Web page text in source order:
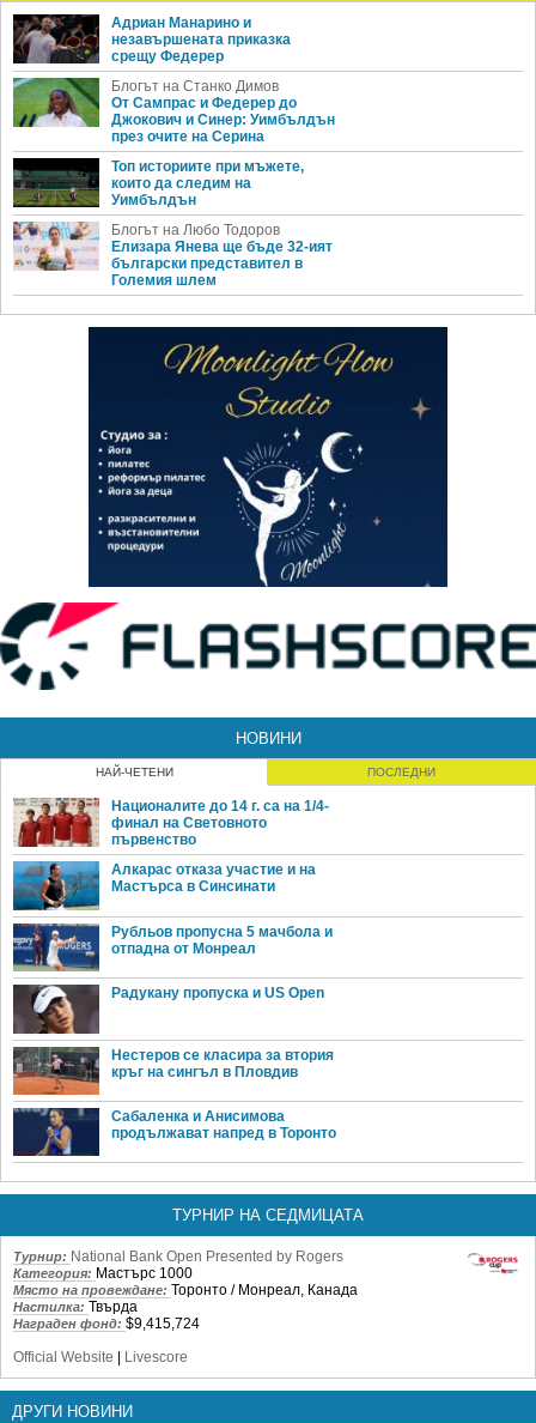
Адриан Манарино и
незавършената приказка
срещу Федерер
Блогът на Станко Димов
От Сампрас и Федерер до
Джокович и Синер: Уимбълдън
през очите на Серина
Топ историите при мъжете,
които да следим на
Уимбълдън
Блогът на Любо Тодоров
Елизара Янева ще бъде 32-ият
български представител в
Големия шлем
НОВИНИ
НАЙ-ЧЕТЕНИ ПОСЛЕДНИ
Националите до 14 г. са на 1/4-
финал на Световното
първенство
Алкарас отказа участие и на
Мастърса в Синсинати
Рубльов пропусна 5 мачбола и
отпадна от Монреал
Радукану пропуска и US Open
Нестеров се класира за втория
кръг на сингъл в Пловдив
Сабаленка и Анисимова
продължават напред в Торонто
ТУРНИР НА СЕДМИЦАТА
Турнир: National Bank Open Presented by Rogers
Категория: Мастърс 1000
Място на провеждане: Торонто / Монреал, Канада
Настилка: Твърда
Награден фонд: $9,415,724
Official Website
Livescore
ДРУГИ НОВИНИ